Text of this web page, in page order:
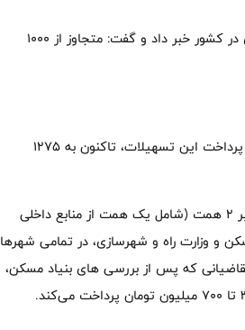
مدیرعامل بانک مسکن از آسیب و تخریب ۱۰۰ هزار واحد مسکونی و تجاری در کشور خبر داد و گفت: متجاوز از ۱۰۰۰
وی افزود: بانک مسکن به عنوان بانک تخصصی بخش مسکن و بانک عامل پرداخت این تسهیلات، تاکنون به ۱۲۷۵
دکتر خورسندیان در این خصوص توضیح داد: بانک مسکن با اعتباری بالغ بر ۲ همت (شامل یک همت از منابع داخلی
و وزارت راه و شهرسازی، در تمامی شهرها
که پس از بررسی های بنیاد مسکن،